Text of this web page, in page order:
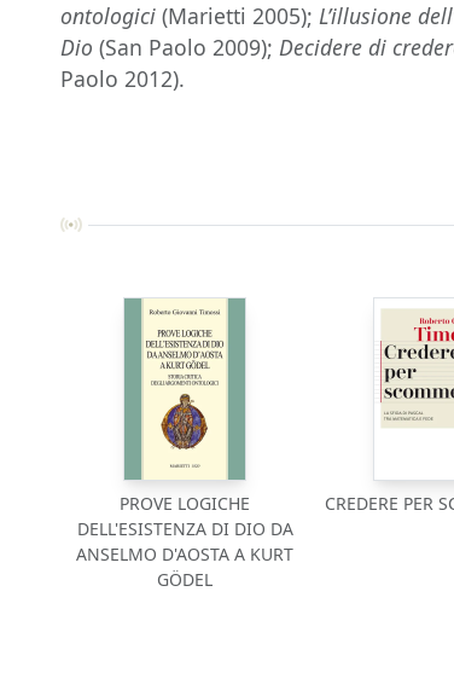
ontologici (Marietti 2005);L’illusione
Dio (San Paolo 2009);Decidere di
Paolo 2012).
PROVE LOGICHE
DELL'ESISTENZA DI DIO DA
ANSELMO D'AOSTA A KURT
GÖDEL
CREDERE PER